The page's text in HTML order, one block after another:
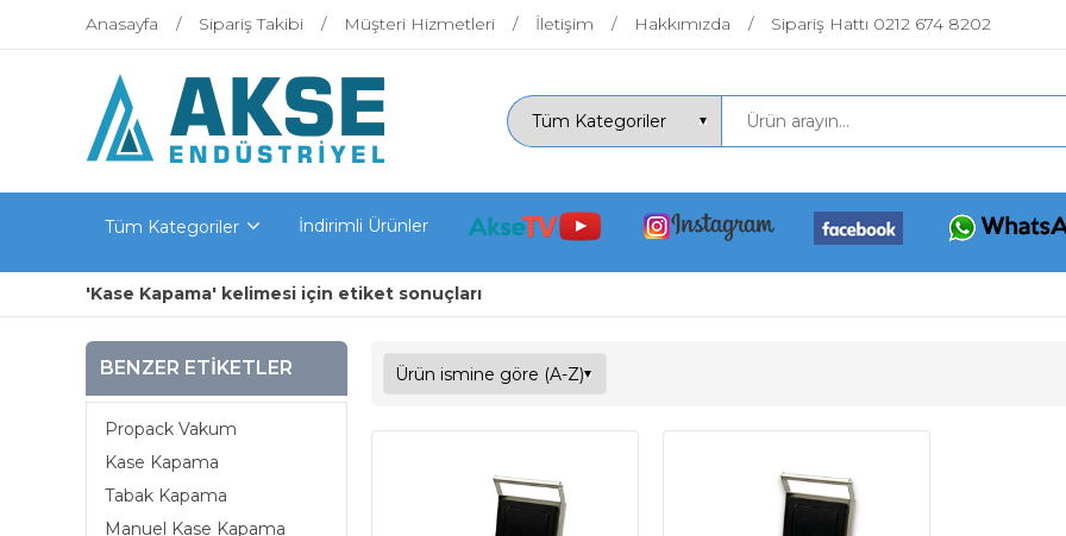
Anasayfa Sipariş Takibi Müşteri Hizmetleri İletişim Hakkımızda Sipariş Hattı 0212 674 8202
Tüm Kategoriler İndirimli Ürünler
'Kase Kapama' kelimesi için etiket sonuçları
BENZER ETIKETLER
Propack Vakum
Kase Kapama
Tabak Kapama
Manuel Kase Kapama